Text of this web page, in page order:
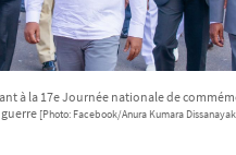
à la 17e Journée nationale de
[Photo: Facebook/Anura Kumara